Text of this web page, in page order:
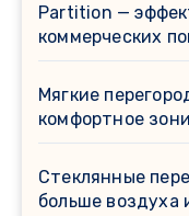
Partition —
коммерческих
Мягкие
комфортное
Стеклянные
больше воздуха